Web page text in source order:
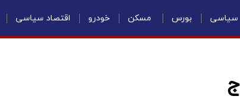
سیاسی بورس مسکن خودرو اقتصاد سیاسی